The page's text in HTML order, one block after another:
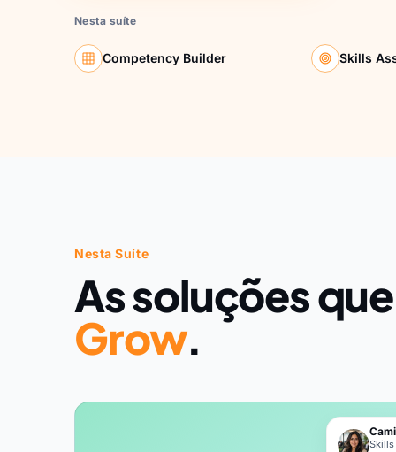
Nesta suíte
Competency Builder Skills
Nesta Suíte
As soluções
Grow.